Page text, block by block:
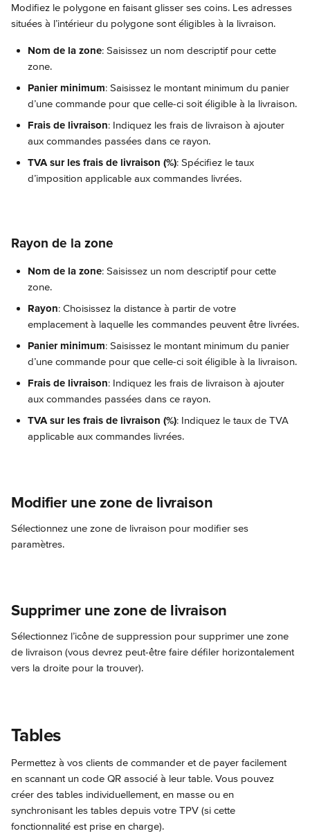
Modifiez le polygone en faisant glisser ses coins. Les adresses
situées à l’intérieur du polygone sont éligibles à la livraison.
Nom de la zone: Saisissez un nom descriptif pour cette
zone.
Panier minimum: Saisissez le montant minimum du panier
d’une commande pour que celle-ci soit éligible à la livraison.
Frais de livraison: Indiquez les frais de livraison à ajouter
aux commandes passées dans ce rayon.
TVA sur les frais de livraison (%): Spécifiez le taux
d’imposition applicable aux commandes livrées.
Rayon de la zone
Nom de la zone: Saisissez un nom descriptif pour cette
zone.
Rayon: Choisissez la distance à partir de votre
emplacement à laquelle les commandes peuvent être livrées.
Panier minimum: Saisissez le montant minimum du panier
d’une commande pour que celle-ci soit éligible à la livraison.
Frais de livraison: Indiquez les frais de livraison à ajouter
aux commandes passées dans ce rayon.
TVA sur les frais de livraison (%): Indiquez le taux de TVA
applicable aux commandes livrées.
Modifier une zone de livraison
Sélectionnez une zone de livraison pour modifier ses
paramètres.
Supprimer une zone de livraison
Sélectionnez l’icône de suppression pour supprimer une zone
de livraison (vous devrez peut-être faire défiler horizontalement
vers la droite pour la trouver).
Tables
Permettez à vos clients de commander et de payer facilement
en scannant un code QR associé à leur table. Vous pouvez
créer des tables individuellement, en masse ou en
synchronisant les tables depuis votre TPV (si cette
fonctionnalité est prise en charge).